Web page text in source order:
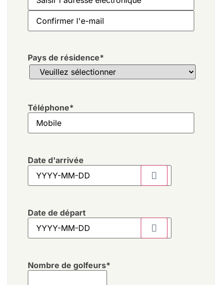
Pays de résidence*
Téléphone*
Date d'arrivée
Date de départ
Nombre de golfeurs*